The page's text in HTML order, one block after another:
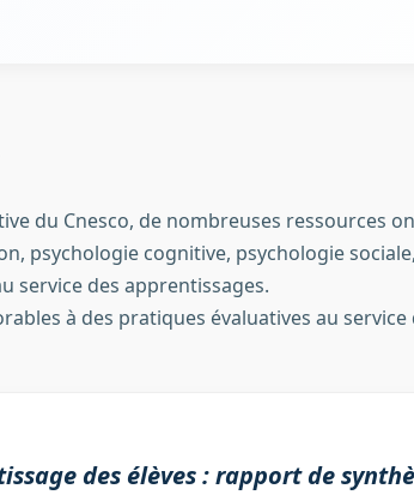
du Cnesco, de nombreuses ressources
psychologie cognitive, psychologie
service des apprentissages.
à des pratiques évaluatives au service
des élèves : rapport de